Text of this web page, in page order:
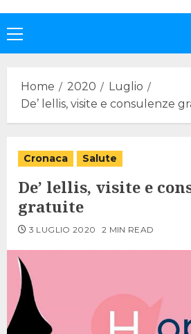
Primary
Menu
Home 2020
Luglio
De’ lellis, visite e consulenze
Cronaca Salute
De’ lellis, visite e
gratuite
3 LUGLIO 2020 2 MIN READ